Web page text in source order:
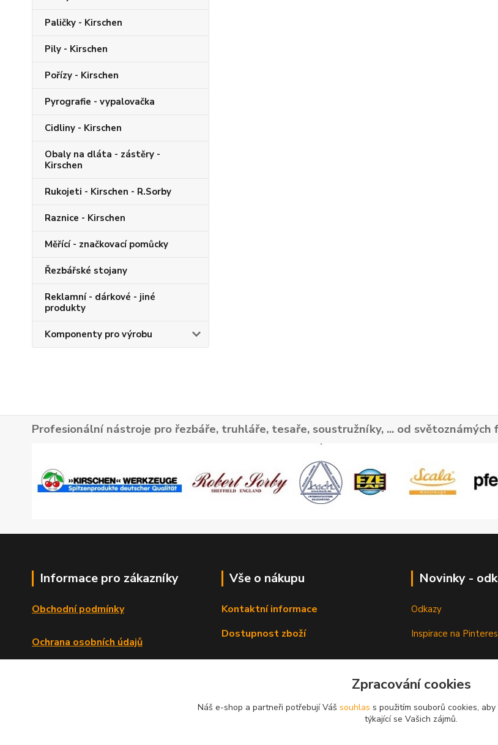
Paličky - Kirschen
Pily - Kirschen
Pořízy - Kirschen
Pyrografie - vypalovačka
Cidliny - Kirschen
Obaly na dláta - zástěry -
Kirschen
Rukojeti - Kirschen - R.Sorby
Raznice - Kirschen
Měřící - značkovací pomůcky
Řezbářské stojany
Reklamní - dárkové - jiné
produkty
Komponenty pro výrobu
Profesionální nástroje pro řezbáře, truhláře, tesaře, soustružníky, ... od světoznámých
Informace pro zákazníky
Obchodní podmínky
Ochrana osobních údajů
Vše o nákupu
Kontaktní informace
Dostupnost zboží
Novinky -
Odkazy
Inspirace na
Zpracování cookies
Náš e-shop a partneři potřebují Váš souhlas s použitím souborů cookies,
týkající se Vašich zájmů.